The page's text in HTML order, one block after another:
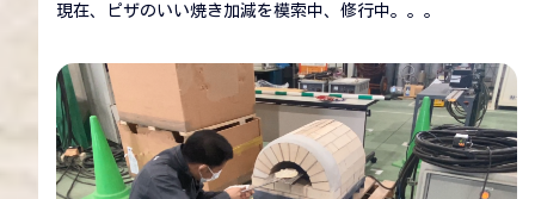
現在、ピザのいい焼き加減を模索中、修行中。。。